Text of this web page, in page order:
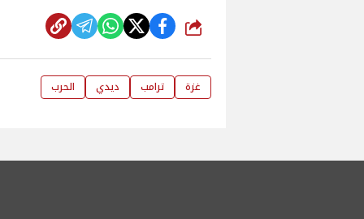
شارك
غزة ترامب ديدي الحرب